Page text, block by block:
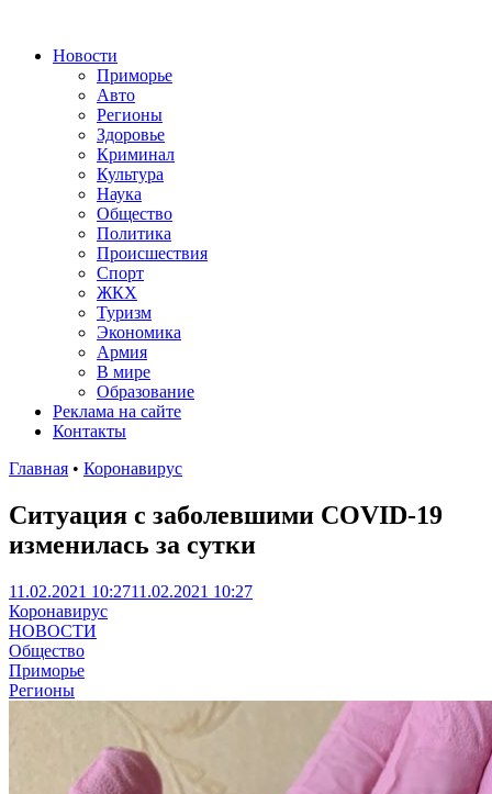
Новости
Приморье
Авто
Регионы
Здоровье
Криминал
Культура
Наука
Общество
Политика
Происшествия
Спорт
ЖКХ
Туризм
Экономика
Армия
В мире
Образование
Реклама на сайте
Контакты
Главная • Коронавирус
Ситуация с заболевшими COVID-19
изменилась за сутки
11.02.2021 10:2711.02.2021 10:27
Коронавирус
НОВОСТИ
Общество
Приморье
Регионы